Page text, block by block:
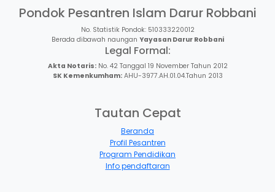
Pondok Pesantren Islam Darur Robbani
No. Statistik Pondok: 510333220012
Berada dibawah naungan Yayasan Darur Robbani
Legal Formal:
Akta Notaris:No. 42 Tanggal 19 November Tahun 2012
SK Kemenkumham:AHU-3977.AH.01.04.Tahun 2013
Tautan Cepat
Beranda
Profil Pesantren
Program Pendidikan
Info pendaftaran